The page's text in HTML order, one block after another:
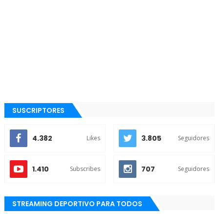
SUSCRIPTORES
4.382 Likes 3.805 Seguidores
1.410 Subscribes 707 Seguidores
STREAMING DEPORTIVO PARA TODOS